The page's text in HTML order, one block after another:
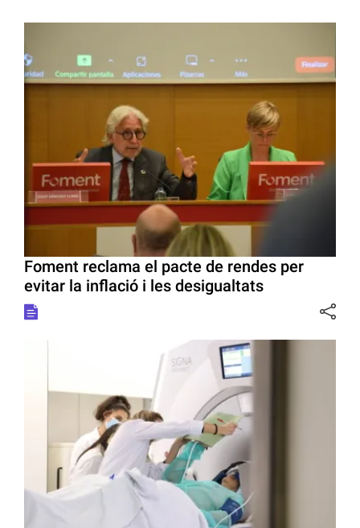
Foment reclama el pacte de rendes per
evitar la inflació i les desigualtats